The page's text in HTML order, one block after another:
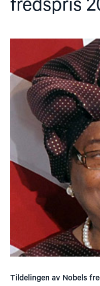
fredspris
Tildelingen av Nobels